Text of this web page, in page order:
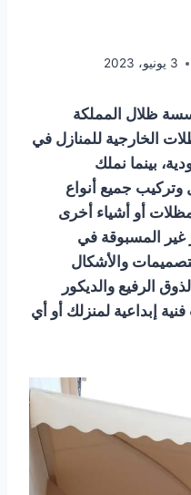
3 يونيو، 2023
ظلال المملكة
الخارجية للمنازل في
بينما نملك
جميع أنواع
أو أشياء أخرى
غير المسبوقة في
والأشكال
الرفيع والديكور
إبداعية لمنزلك أو أي